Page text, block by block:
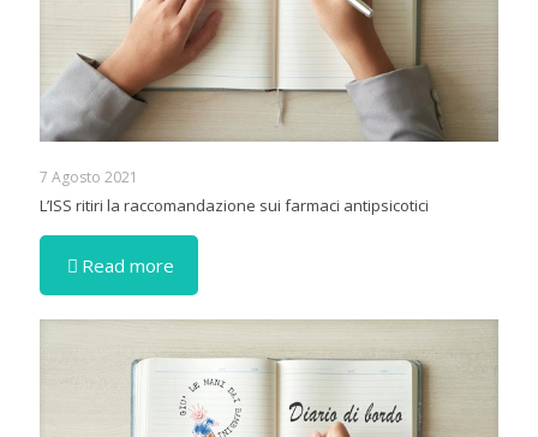
7 Agosto 2021
L’ISS ritiri la raccomandazione sui farmaci antipsicotici
Read more